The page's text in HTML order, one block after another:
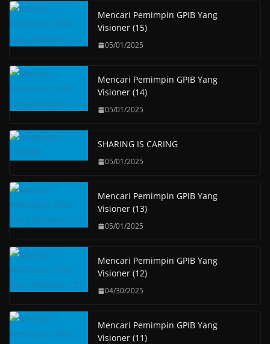
Mencari Pemimpin GPIB Yang
Visioner (15)
05/01/2025
Mencari Pemimpin GPIB Yang
Visioner (14)
05/01/2025
SHARING IS CARING
05/01/2025
Mencari Pemimpin GPIB Yang
Visioner (13)
05/01/2025
Mencari Pemimpin GPIB Yang
Visioner (12)
04/30/2025
Mencari Pemimpin GPIB Yang
Visioner (11)